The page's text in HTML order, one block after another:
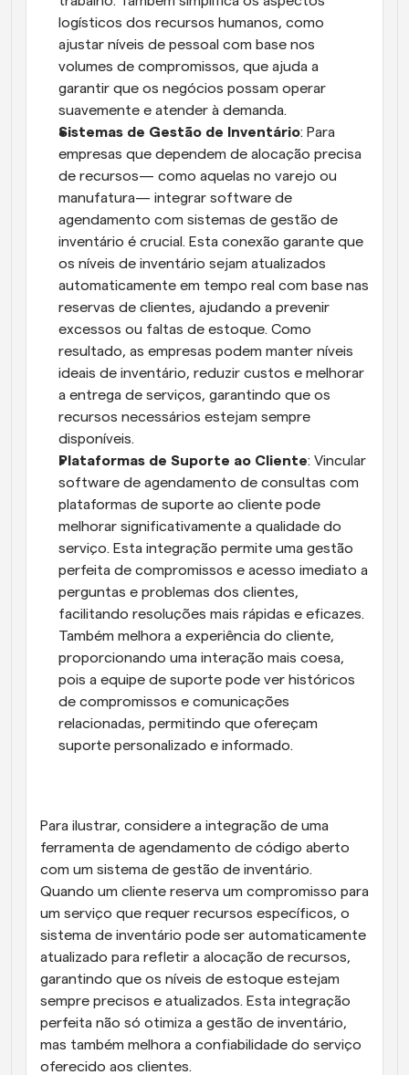
logísticos dos recursos humanos, como
ajustar níveis de pessoal com base nos
volumes de compromissos, que ajuda a
garantir que os negócios possam operar
suavemente e atender à demanda.
Sistemas de Gestão de Inventário: Para
empresas que dependem de alocação precisa
de recursos— como aquelas no varejo ou
manufatura— integrar software de
agendamento com sistemas de gestão de
inventário é crucial. Esta conexão garante que
os níveis de inventário sejam atualizados
automaticamente em tempo real com base nas
reservas de clientes, ajudando a prevenir
excessos ou faltas de estoque. Como
resultado, as empresas podem manter níveis
ideais de inventário, reduzir custos e melhorar
a entrega de serviços, garantindo que os
recursos necessários estejam sempre
disponíveis.
Plataformas de Suporte ao Cliente: Vincular
software de agendamento de consultas com
plataformas de suporte ao cliente pode
melhorar significativamente a qualidade do
serviço. Esta integração permite uma gestão
perfeita de compromissos e acesso imediato a
perguntas e problemas dos clientes,
facilitando resoluções mais rápidas e eficazes.
Também melhora a experiência do cliente,
proporcionando uma interação mais coesa,
pois a equipe de suporte pode ver históricos
de compromissos e comunicações
relacionadas, permitindo que ofereçam
suporte personalizado e informado.
Para ilustrar, considere a integração de uma
ferramenta de agendamento de código aberto
com um sistema de gestão de inventário.
Quando um cliente reserva um compromisso para
um serviço que requer recursos específicos, o
sistema de inventário pode ser automaticamente
atualizado para refletir a alocação de recursos,
garantindo que os níveis de estoque estejam
sempre precisos e atualizados. Esta integração
perfeita não só otimiza a gestão de inventário,
mas também melhora a confiabilidade do serviço
oferecido aos clientes.